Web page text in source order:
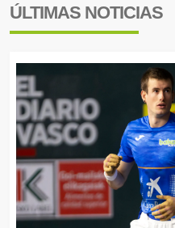
ÚLTIMAS NOTICIAS